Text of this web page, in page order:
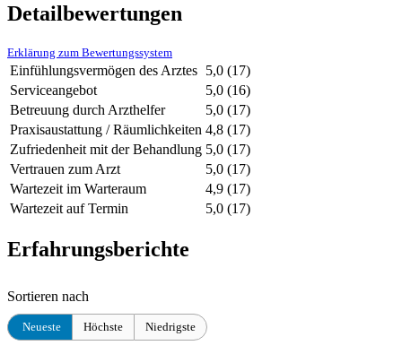
Detailbewertungen
Erklärung zum Bewertungssystem
Einfühlungsvermögen des Arztes 5,0 (17)
Serviceangebot
5,0 (16)
Betreuung durch Arzthelfer
5,0 (17)
Praxisaustattung / Räumlichkeiten 4,8 (17)
Zufriedenheit mit der Behandlung 5,0 (17)
Vertrauen zum Arzt
5,0 (17)
Wartezeit im Warteraum
4,9 (17)
Wartezeit auf Termin
5,0 (17)
Erfahrungsberichte
Sortieren nach
Neueste Höchste Niedrigste